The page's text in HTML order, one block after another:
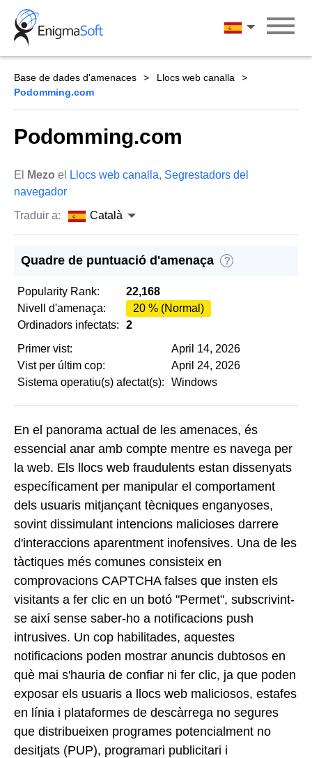
Skip
content
Català
Base de dades d'amenaces
Llocs web canalla
Podomming.com
Podomming.com
El Mezo el Llocs web canalla, Segrestadors del
navegador
Traduir a:
Català
Quadre de puntuació d'amenaça ?
Popularity Rank:
22,168
Nivell d'amenaça:
20 % (Normal)
Ordinadors infectats:
2
Primer vist:
April 14, 2026
Vist per últim cop:
April 24, 2026
Sistema operatiu(s) afectat(s):
Windows
En el panorama actual de les amenaces, és
essencial anar amb compte mentre es navega per
la web. Els llocs web fraudulents estan dissenyats
específicament per manipular el comportament
dels usuaris mitjançant tècniques enganyoses,
sovint dissimulant intencions malicioses darrere
d'interaccions aparentment inofensives. Una de les
tàctiques més comunes consisteix en
comprovacions CAPTCHA falses que insten els
visitants a fer clic en un botó "Permet", subscrivint-
se així sense saber-ho a notificacions push
intrusives. Un cop habilitades, aquestes
notificacions poden mostrar anuncis dubtosos en
què mai s'hauria de confiar ni fer clic, ja que poden
exposar els usuaris a llocs web maliciosos, estafes
en línia i plataformes de descàrrega no segures
que distribueixen programes potencialment no
desitjats (PUP), programari publicitari i